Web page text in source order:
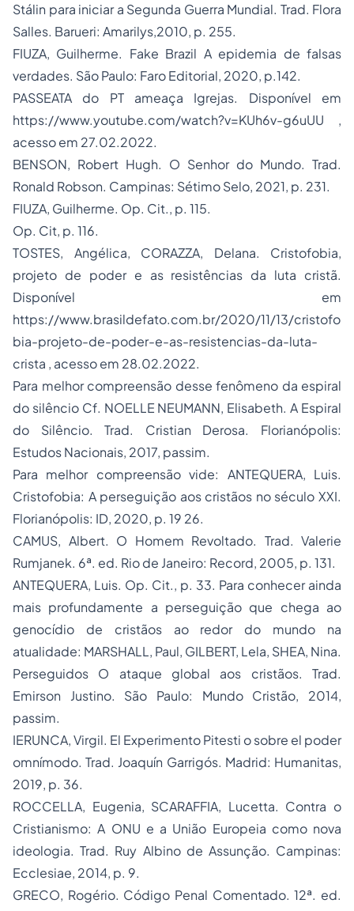
Stálin para iniciar a Segunda Guerra Mundial. Trad. Flora
Salles. Barueri: Amarilys,2010, p. 255.
FIUZA, Guilherme. Fake Brazil A epidemia de falsas
verdades. São Paulo: Faro Editorial, 2020, p.142.
PASSEATA do PT ameaça Igrejas. Disponível em
https://www.youtube.com/watch?v=KUh6v-g6uUU ,
acesso em 27.02.2022.
BENSON, Robert Hugh. O Senhor do Mundo. Trad.
Ronald Robson. Campinas: Sétimo Selo, 2021, p. 231.
FIUZA, Guilherme. Op. Cit., p. 115.
Op. Cit, p. 116.
TOSTES, Angélica, CORAZZA, Delana. Cristofobia,
projeto de poder e as resistências da luta cristã.
Disponível em
https://www.brasildefato.com.br/2020/11/13/cristofo
bia-projeto-de-poder-e-as-resistencias-da-luta-
crista , acesso em 28.02.2022.
Para melhor compreensão desse fenômeno da espiral
do silêncio Cf. NOELLE NEUMANN, Elisabeth. A Espiral
do Silêncio. Trad. Cristian Derosa. Florianópolis:
Estudos Nacionais, 2017, passim.
Para melhor compreensão vide: ANTEQUERA, Luis.
Cristofobia: A perseguição aos cristãos no século XXI.
Florianópolis: ID, 2020, p. 19 26.
CAMUS, Albert. O Homem Revoltado. Trad. Valerie
Rumjanek. 6ª. ed. Rio de Janeiro: Record, 2005, p. 131.
ANTEQUERA, Luis. Op. Cit., p. 33. Para conhecer ainda
mais profundamente a perseguição que chega ao
genocídio de cristãos ao redor do mundo na
atualidade: MARSHALL, Paul, GILBERT, Lela, SHEA, Nina.
Perseguidos O ataque global aos cristãos. Trad.
Emirson Justino. São Paulo: Mundo Cristão, 2014,
passim.
IERUNCA, Virgil. El Experimento Pitesti o sobre el poder
omnímodo. Trad. Joaquín Garrigós. Madrid: Humanitas,
2019, p. 36.
ROCCELLA, Eugenia, SCARAFFIA, Lucetta. Contra o
Cristianismo: A ONU e a União Europeia como nova
ideologia. Trad. Ruy Albino de Assunção. Campinas:
Ecclesiae, 2014, p. 9.
GRECO, Rogério. Código Penal Comentado. 12ª. ed.